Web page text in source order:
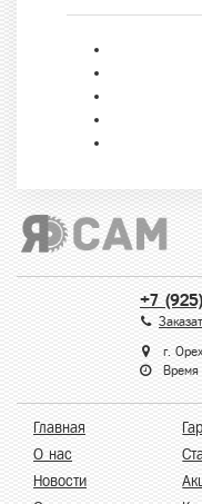
+7
г.
Главная
О нас
Новости